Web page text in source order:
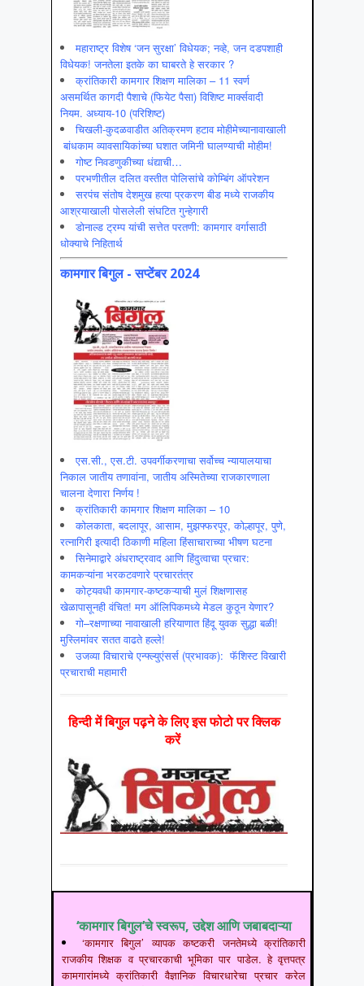
महाराष्ट्र विशेष ‘जन सुरक्षा’ विधेयक; नव्हे, जन दडपशाही
विधेयक! जनतेला इतके का घाबरते हे सरकार ?
क्रांतिकारी कामगार शिक्षण मालिका – 11 स्वर्ण
असमर्थित कागदी पैशाचे (फियेट पैसा) विशिष्ट मार्क्सवादी
नियम. अध्याय-10 (परिशिष्ट)
चिखली-कुदळवाडीत अतिक्रमण हटाव मोहीमेच्यानावाखाली
बांधकाम व्यावसायिकांच्या घशात जमिनी घालण्याची मोहीम!
गोष्ट निवडणुकीच्या धंद्याची…
परभणीतील दलित वस्तीत पोलिसांचे कोम्बिंग ऑपरेशन
सरपंच संतोष देशमुख हत्या प्रकरण बीड मध्ये राजकीय
आश्रयाखाली पोसलेली संघटित गुन्हेगारी
डोनाल्ड ट्रम्प यांची सत्तेत परतणी: कामगार वर्गासाठी
धोक्याचे निहितार्थ
कामगार बिगुल - सप्टेंबर 2024
एस.सी., एस.टी. उपवर्गीकरणाचा सर्वोच्च न्यायालयाचा
निकाल जातीय तणावांना, जातीय अस्मितेच्या राजकारणाला
चालना देणारा निर्णय !
क्रांतिकारी कामगार शिक्षण मालिका – 10
कोलकाता, बदलापूर, आसाम, मुझफ्फरपूर, कोल्हापूर, पुणे,
रत्नागिरी इत्यादी ठिकाणी महिला हिंसाचाराच्या भीषण घटना
सिनेमाद्वारे अंधराष्ट्रवाद आणि हिंदुत्वाचा प्रचार:
कामकऱ्यांना भरकटवणारे प्रचारतंत्र
कोट्यवधी कामगार-कष्टकऱ्याची मुलं शिक्षणासह
खेळापासूनही वंचित! मग ऑलिपिकमध्ये मेडल कुठून येणार?
गो–रक्षणाच्या नावाखाली हरियाणात हिंदू युवक सुद्धा बळी!
मुस्लिमांवर सतत वाढते हल्ले!
उजव्या विचाराचे एन्फ्ल्युएंसर्स (प्रभावक): फॅशिस्ट विखारी
प्रचाराची महामारी
हिन्‍दी में बिगुल पढ़ने के लिए इस फोटो पर क्लिक
करें
‘कामगार बिगुल’चे स्वरूप, उद्देश आणि जबाबदाऱ्या
‘कामगार बिगुल’ व्यापक कष्टकरी जनतेमध्ये क्रांतिकारी
राजकीय शिक्षक व प्रचारकाची भूमिका पार पाडेल. हे वृत्तपत्र
कामगारांमध्ये क्रांतिकारी वैज्ञानिक विचारधारेचा प्रचार करेल